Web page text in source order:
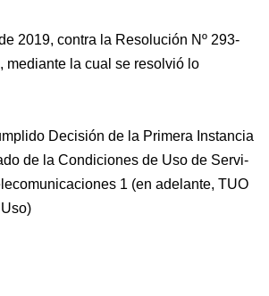
2019, contra la Resolución Nº 293-
mediante la cual se resolvió lo
Decisión de la Primera Instancia
de la Condiciones de Uso de Servi-
1 (en adelante, TUO